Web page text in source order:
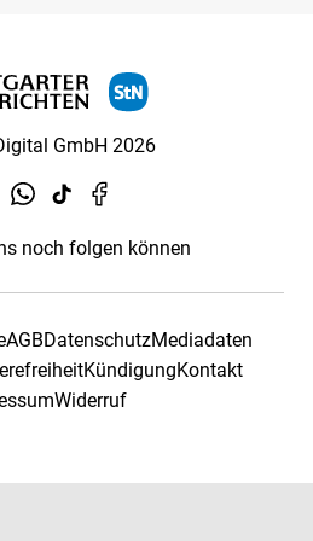
GmbH 2026
noch folgen können
AGBDatenschutzMediadaten
KündigungKontakt
Widerruf